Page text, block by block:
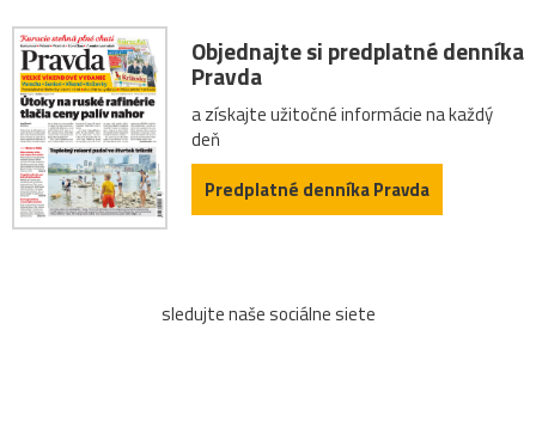
Objednajte si predplatné denníka
Pravda
a získajte užitočné informácie na každý
deň
Predplatné denníka Pravda
sledujte naše sociálne siete